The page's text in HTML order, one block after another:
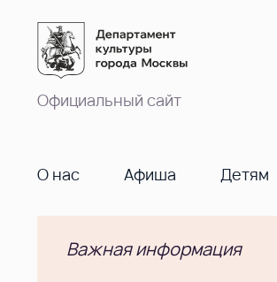
Официальный сайт
О нас Афиша Детям
Важная информация